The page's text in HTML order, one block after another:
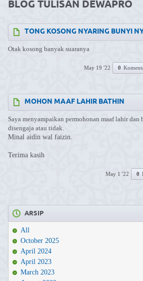
BLOG TULISAN DEWAPRO
TONG KOSONG NYARING BUNYI
Otak kosong banyak suaranya
May 19 '22 0
MOHON MAAF LAHIR BATHIN
Saya menyampaikan permohonan maaf lahir dan
disengaja atau tidak.
Minal aidin wal faizin.
Terima kasih
May 1 '22 0
ARSIP
All
October 2025
April 2024
April 2023
March 2023